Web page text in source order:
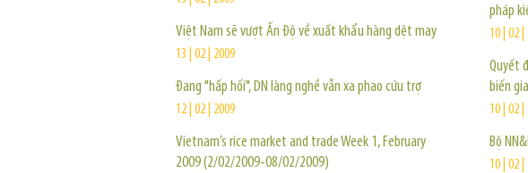
Việt Nam sẽ vượt Ấn Độ về xuất khẩu hàng dệt may
13 | 02 | 2009
Đang "hấp hối", DN làng nghề vẫn xa phao cứu trợ
12 | 02 | 2009
Vietnam’s rice market and trade Week 1, February
2009 (2/02/2009-08/02/2009)
pháp
10 | 02 |
Quyết
biến
10 | 02 |
Bộ
10 | 02 |